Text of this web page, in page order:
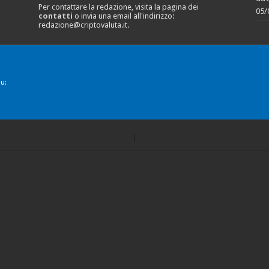
Per contattare la redazione, visita la pagina dei
contatti o invia una email all'indirizzo:
redazione@criptovaluta.it.
05/